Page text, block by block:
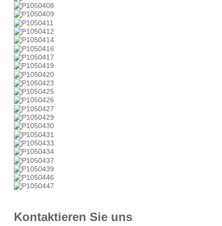
Kontaktieren Sie uns